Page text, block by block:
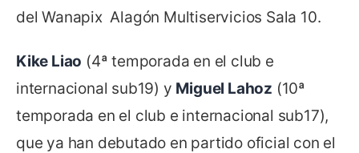
del Wanapix Alagón Multiservicios Sala 10.
Kike Liao (4ª temporada en el club e
internacional sub19) y Miguel Lahoz (10ª
temporada en el club e internacional sub17),
que ya han debutado en partido oficial con el